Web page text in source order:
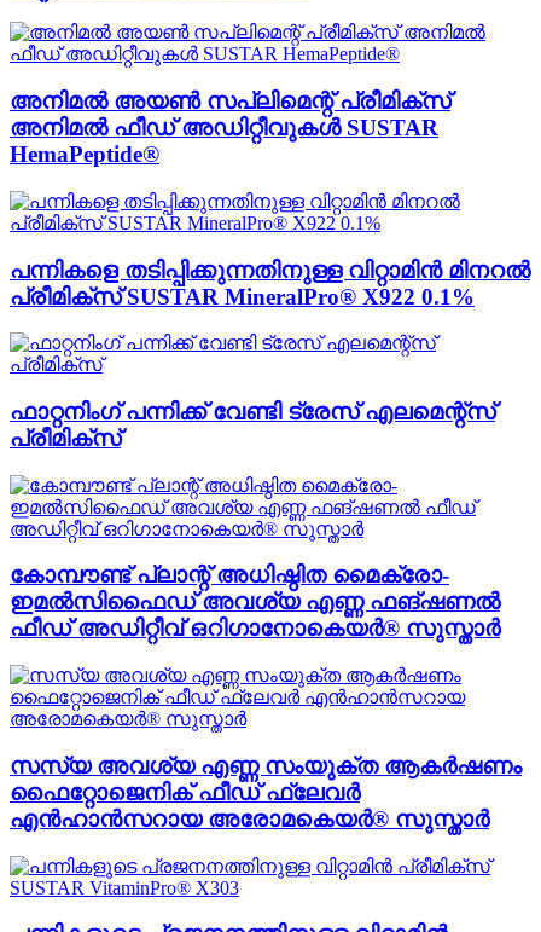
അനിമൽ അയൺ സപ്ലിമെന്റ് പ്രീമിക്സ്
അനിമൽ ഫീഡ് അഡിറ്റീവുകൾ SUSTAR
HemaPeptide®
പന്നികളെ തടിപ്പിക്കുന്നതിനുള്ള വിറ്റാമിൻ മിനറൽ
പ്രീമിക്സ് SUSTAR MineralPro® X922 0.1%
ഫാറ്റനിംഗ് പന്നിക്ക് വേണ്ടി ട്രേസ് എലമെന്റ്സ്
പ്രീമിക്സ്
കോമ്പൗണ്ട് പ്ലാന്റ് അധിഷ്ഠിത മൈക്രോ-
ഇമൽസിഫൈഡ് അവശ്യ എണ്ണ ഫങ്ഷണൽ
ഫീഡ് അഡിറ്റീവ് ഒറിഗാനോകെയർ® സുസ്താർ
സസ്യ അവശ്യ എണ്ണ സംയുക്ത ആകർഷണം
ഫൈറ്റോജെനിക് ഫീഡ് ഫ്ലേവർ
എൻഹാൻസറായ അരോമകെയർ® സുസ്താർ